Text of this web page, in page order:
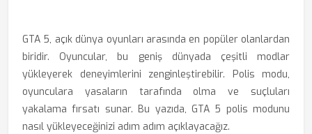
GTA 5, açık dünya oyunları arasında en popüler olanlardan
biridir. Oyuncular, bu geniş dünyada çeşitli modlar
yükleyerek deneyimlerini zenginleştirebilir. Polis modu,
oyunculara yasaların tarafında olma ve suçluları
yakalama fırsatı sunar. Bu yazıda, GTA 5 polis modunu
nasıl yükleyeceğinizi adım adım açıklayacağız.